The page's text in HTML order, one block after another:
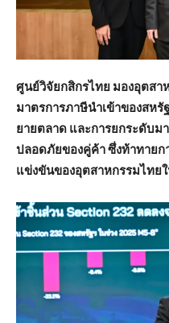
ศูนย์วิจัยกสิกรไทย มองอุตส
มาตรการภาษีนำเข้าของสห
ยายตลาด และการยกระดับ
ปลอดภัยของคู่ค้า ซึ่งท้าทายก
แข่งขันของอุตสาหกรรมไทย